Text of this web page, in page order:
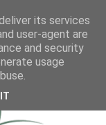
its services
user-agent are
and security
usage